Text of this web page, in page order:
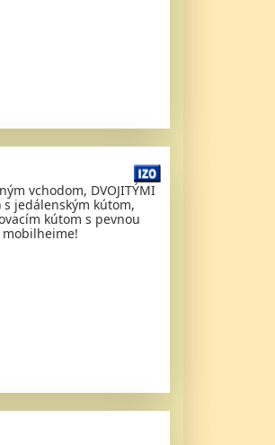
vchodom, DVOJITÝMI
s jedálenským kútom,
kútom s pevnou
mobilheime!